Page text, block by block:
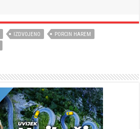
IZDVOJENO
PORCIN HAREM